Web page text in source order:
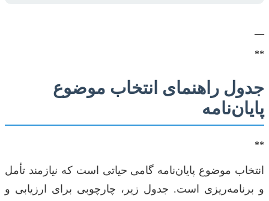
—
**
جدول راهنمای انتخاب موضوع
پایان‌نامه
**
انتخاب موضوع پایان‌نامه گامی حیاتی است که نیازمند تأمل
و برنامه‌ریزی است. جدول زیر، چارچوبی برای ارزیابی و